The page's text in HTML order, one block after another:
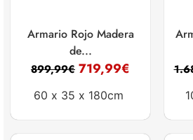
Armario Rojo Madera
de...
899,99€ 719,99€
60 x 35 x 180cm